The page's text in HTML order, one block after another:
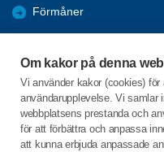
Om kakor på denna
Vi använder kakor (cookies)
användarupplevelse. Vi samlar
webbplatsens prestanda och
för att förbättra och anpassa
att kunna erbjuda anpassade
Förmåner
Bildgalleri
Sparat